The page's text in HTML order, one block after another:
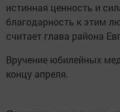
истинная ценность и
благодарность к этим
считает глава района
Вручение юбилейных
концу апреля.